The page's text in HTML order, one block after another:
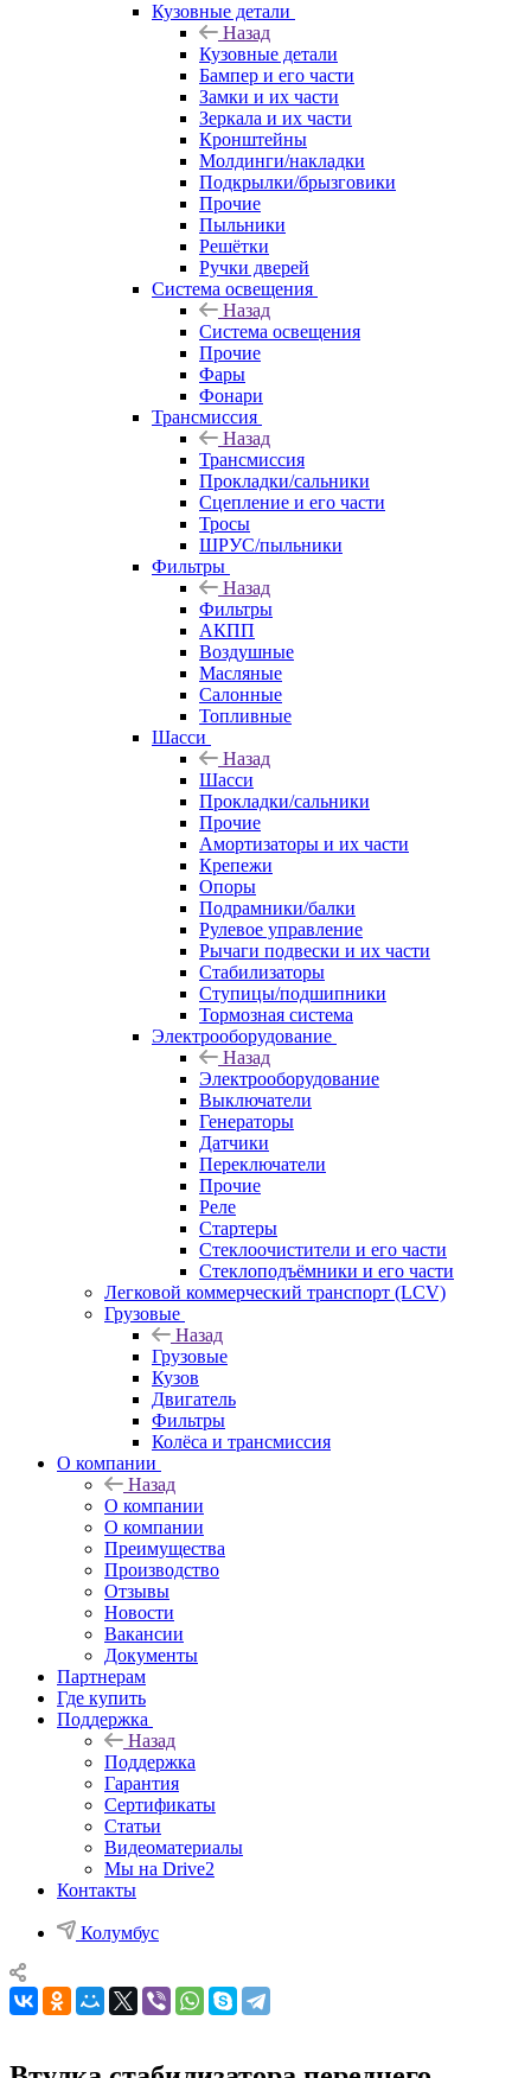
Кузовные детали
Назад
Кузовные детали
Бампер и его части
Замки и их части
Зеркала и их части
Кронштейны
Молдинги/накладки
Подкрылки/брызговики
Прочие
Пыльники
Решётки
Ручки дверей
Система освещения
Назад
Система освещения
Прочие
Фары
Фонари
Трансмиссия
Назад
Трансмиссия
Прокладки/сальники
Сцепление и его части
Тросы
ШРУС/пыльники
Фильтры
Назад
Фильтры
АКПП
Воздушные
Масляные
Салонные
Топливные
Шасси
Назад
Шасси
Прокладки/сальники
Прочие
Амортизаторы и их части
Крепежи
Опоры
Подрамники/балки
Рулевое управление
Рычаги подвески и их части
Стабилизаторы
Ступицы/подшипники
Тормозная система
Электрооборудование
Назад
Электрооборудование
Выключатели
Генераторы
Датчики
Переключатели
Прочие
Реле
Стартеры
Стеклоочистители и его части
Стеклоподъёмники и его части
Легковой коммерческий транспорт (LCV)
Грузовые
Назад
Грузовые
Кузов
Двигатель
Фильтры
Колёса и трансмиссия
О компании
Назад
О компании
О компании
Преимущества
Производство
Отзывы
Новости
Вакансии
Документы
Партнерам
Где купить
Поддержка
Назад
Поддержка
Гарантия
Сертификаты
Статьи
Видеоматериалы
Мы на Drive2
Контакты
Колумбус